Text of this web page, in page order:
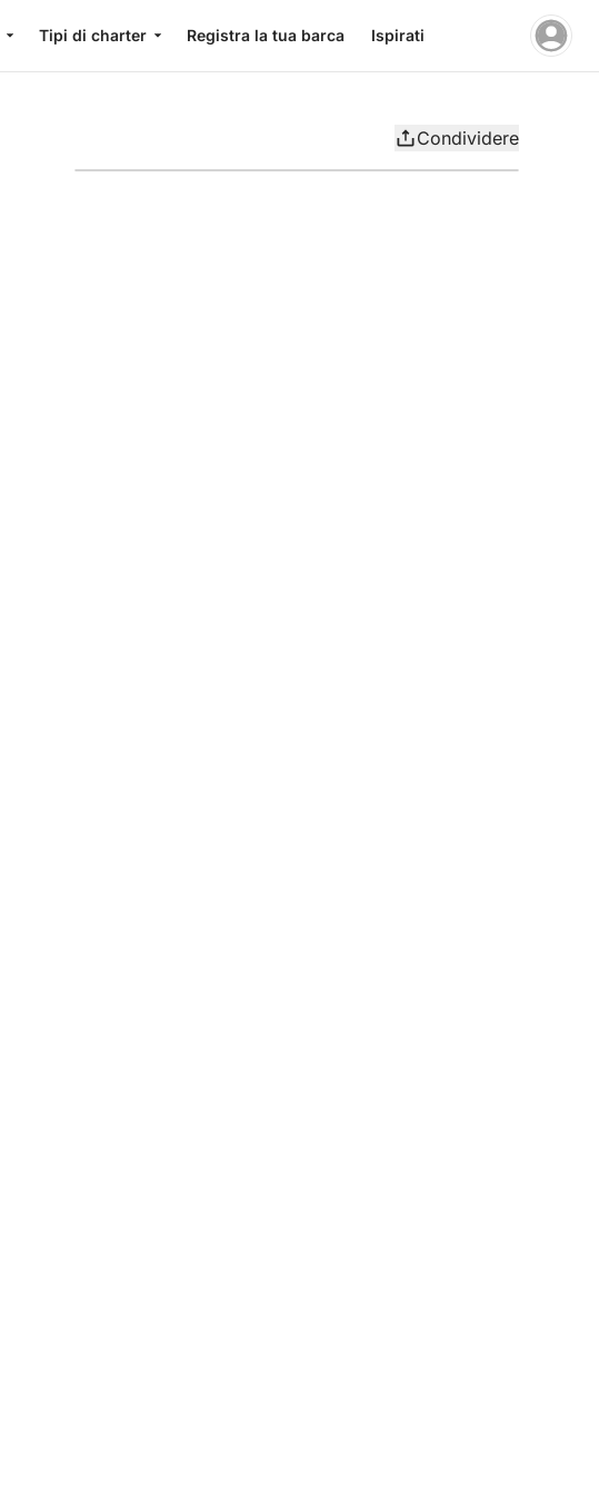
Tipi di charter Registra la tua barca Ispirati
Condividere